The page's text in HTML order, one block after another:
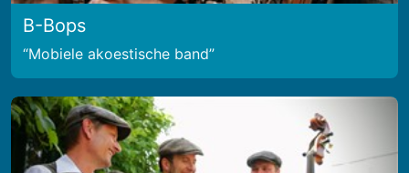
B-Bops
Mobiele akoestische band